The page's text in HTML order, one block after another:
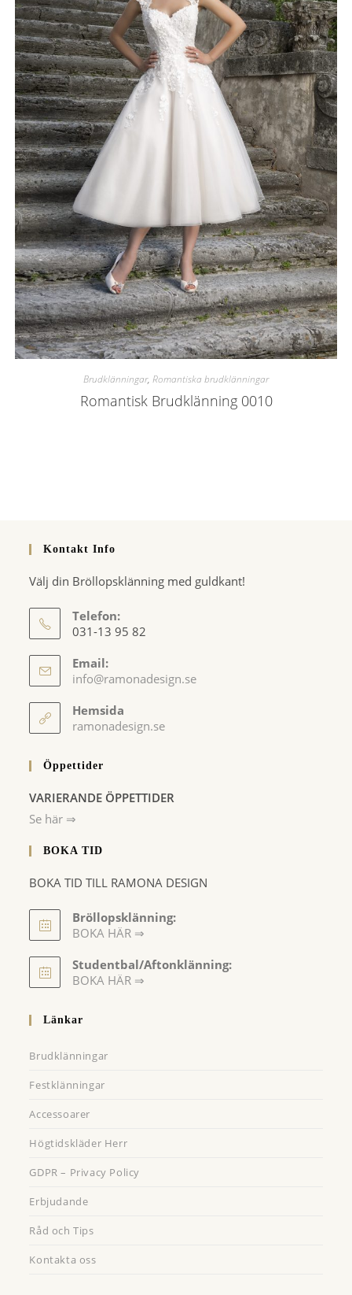
Brudklänningar, Romantiska brudklänningar
Romantisk Brudklänning 0010
Kontakt Info
Välj din Bröllopsklänning med guldkant!
Telefon:
031-13 95 82
Email:
info@ramonadesign.seOpens
Hemsida
ramonadesign.se
Öppettider
VARIERANDE ÖPPETTIDER
Se här ⇒
BOKA TID
BOKA TID TILL RAMONA DESIGN
Bröllopsklänning:
BOKA HÄR ⇒
in
a
tab
Studentbal/Aftonklänning:
BOKA HÄR ⇒
Länkar
Brudklänningar
Festklänningar
Accessoarer
Högtidskläder Herr
GDPR – Privacy Policy
Erbjudande
Råd och Tips
Kontakta oss